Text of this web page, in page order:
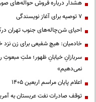
هشدار درباره فروش حواله‌های
۷ توصیه برای آغاز نویسندگی
احیای شن‌چاله‌های جنوب تهران
خادمیان: هیچ شفیعی برای زن نزد
سربازانِ خیابانِ ظهور؛ ملتِ مبعوثِ
نمی‌دهیم»
اعلام پایان مراسم اربعین ۱۴۰۵
توقف صادرات نفت عربستان به